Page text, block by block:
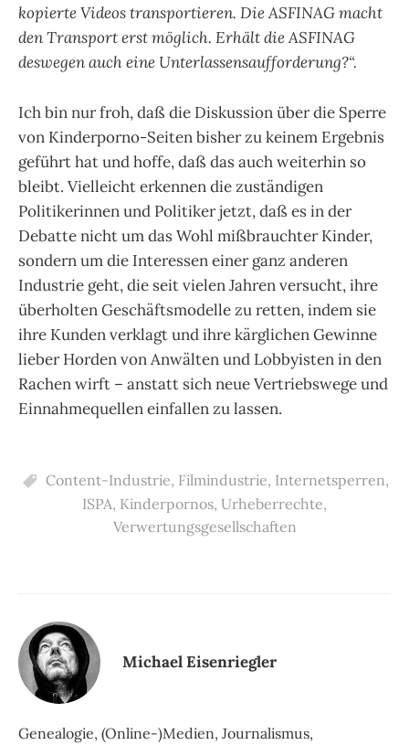
kopierte Videos transportieren. Die ASFINAG macht
den Transport erst möglich. Erhält die ASFINAG
deswegen auch eine Unterlassensaufforderung?“.
Ich bin nur froh, daß die Diskussion über die Sperre
von Kinderporno-Seiten bisher zu keinem Ergebnis
geführt hat und hoffe, daß das auch weiterhin so
bleibt. Vielleicht erkennen die zuständigen
Politikerinnen und Politiker jetzt, daß es in der
Debatte nicht um das Wohl mißbrauchter Kinder,
sondern um die Interessen einer ganz anderen
Industrie geht, die seit vielen Jahren versucht, ihre
überholten Geschäftsmodelle zu retten, indem sie
ihre Kunden verklagt und ihre kärglichen Gewinne
lieber Horden von Anwälten und Lobbyisten in den
Rachen wirft – anstatt sich neue Vertriebswege und
Einnahmequellen einfallen zu lassen.
Content-Industrie, Filmindustrie, Internetsperren,
ISPA, Kinderpornos, Urheberrechte,
Verwertungsgesellschaften
Michael Eisenriegler
Genealogie, (Online-)Medien, Journalismus,